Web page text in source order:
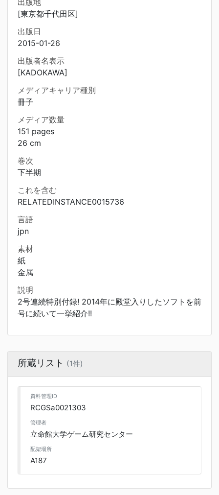
出版地
[東京都千代田区]
出版日
2015-01-26
出版者名表示
[KADOKAWA]
メディアキャリア種別
冊子
メディア数量
151 pages
26 cm
巻次
下半期
これを含む
RELATEDINSTANCE0015736
言語
jpn
素材
紙
金属
説明
2号連続特別付録! 2014年に殿堂入りしたソフトを前
号に続いて一挙紹介!!
所蔵リスト (1件)
資料管理ID
RCGSa0021303
管理者
立命館大学ゲーム研究センター
配架場所
A187